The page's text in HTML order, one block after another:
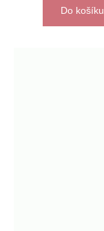
Do košíku